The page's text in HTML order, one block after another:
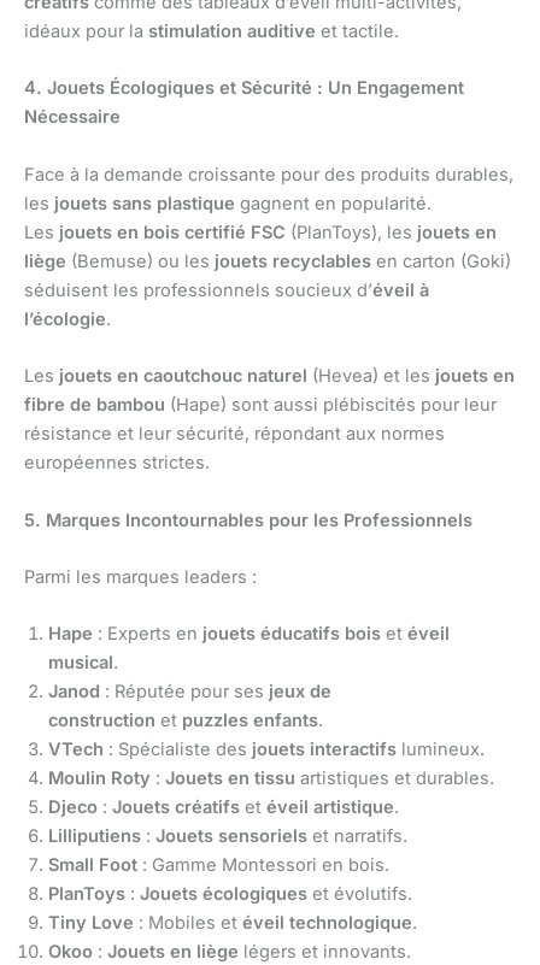
idéaux pour la stimulation auditive et tactile.
4. Jouets Écologiques et Sécurité : Un Engagement
Nécessaire
Face à la demande croissante pour des produits durables,
les jouets sans plastique gagnent en popularité.
Les jouets en bois certifié FSC (PlanToys), les jouets en
liège (Bemuse) ou les jouets recyclables en carton (Goki)
séduisent les professionnels soucieux d’éveil à
l’écologie.
Les jouets en caoutchouc naturel (Hevea) et les jouets en
fibre de bambou (Hape) sont aussi plébiscités pour leur
résistance et leur sécurité, répondant aux normes
européennes strictes.
5. Marques Incontournables pour les Professionnels
Parmi les marques leaders :
Hape : Experts en jouets éducatifs bois et éveil
musical.
Janod : Réputée pour ses jeux de
construction et puzzles enfants.
VTech : Spécialiste des jouets interactifs lumineux.
Moulin Roty : Jouets en tissu artistiques et durables.
Djeco : Jouets créatifs et éveil artistique.
Lilliputiens : Jouets sensoriels et narratifs.
Small Foot : Gamme Montessori en bois.
PlanToys : Jouets écologiques et évolutifs.
Tiny Love : Mobiles et éveil technologique.
Okoo : Jouets en liège légers et innovants.